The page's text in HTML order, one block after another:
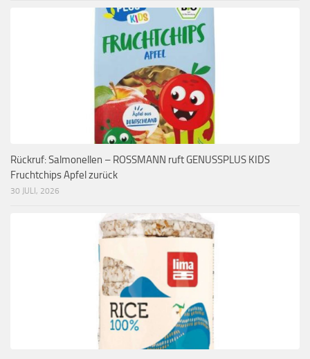
Rückruf: Salmonellen – ROSSMANN ruft GENUSSPLUS KIDS
Fruchtchips Apfel zurück
30 JULI, 2026